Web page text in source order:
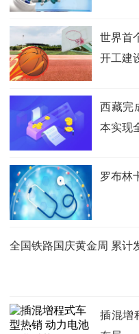
世界首
开工建
西藏完
本实现
罗布林
全国铁路国庆黄金周 累计
插混增